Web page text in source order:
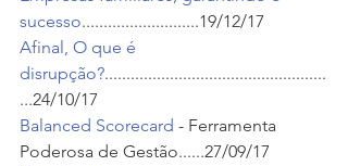
sucesso...........................19/12/17
Afinal, O que é
disrupção?...................................................
...24/10/17
Balanced Scorecard - Ferramenta
Poderosa de Gestão......27/09/17